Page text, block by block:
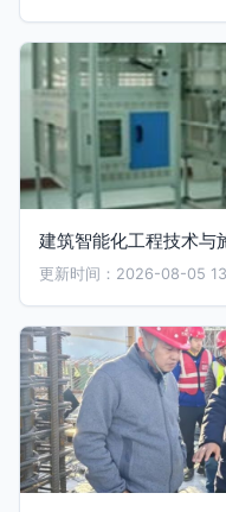
建筑智能化工程技术与
更新时间：2026-08-05